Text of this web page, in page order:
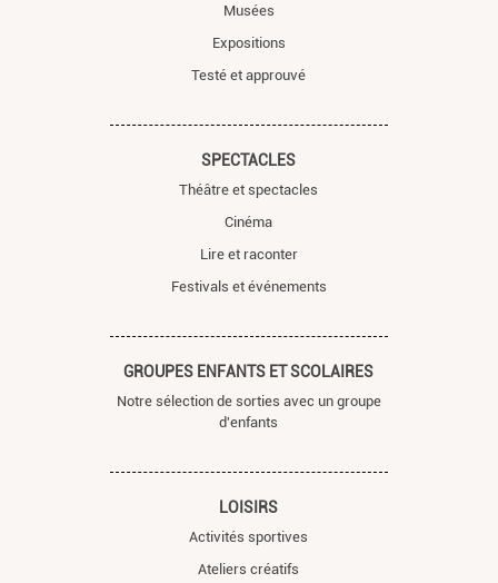
Musées
Expositions
Testé et approuvé
SPECTACLES
Théâtre et spectacles
Cinéma
Lire et raconter
Festivals et événements
GROUPES ENFANTS ET SCOLAIRES
Notre sélection de sorties avec un groupe
d'enfants
LOISIRS
Activités sportives
Ateliers créatifs